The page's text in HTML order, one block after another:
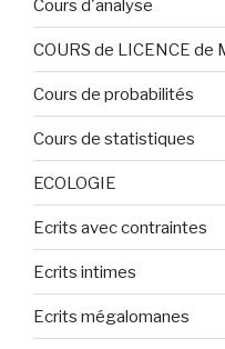
Cours d'analyse
COURS de LICENCE de
Cours de probabilités
Cours de statistiques
ECOLOGIE
Ecrits avec contraintes
Ecrits intimes
Ecrits mégalomanes